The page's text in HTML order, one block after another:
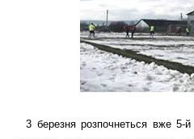
3 березня розпочнеться вже 5-й